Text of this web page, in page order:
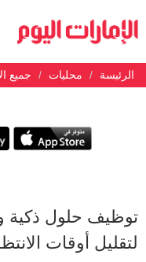
الرئيسة محليات جميع
توظيف حلول ذكية
لتقليل أوقات